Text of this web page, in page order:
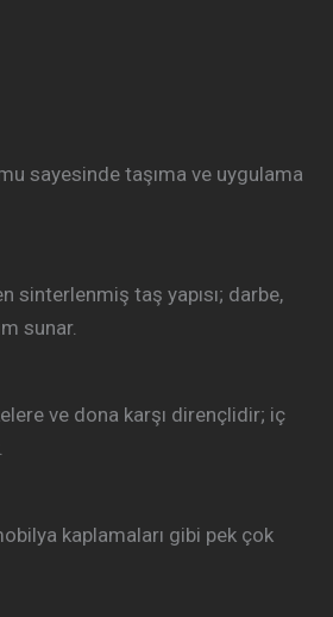
sayesinde taşıma ve uygulama
sinterlenmiş taş yapısı; darbe,
sunar.
ve dona karşı dirençlidir; iç
kaplamaları gibi pek çok